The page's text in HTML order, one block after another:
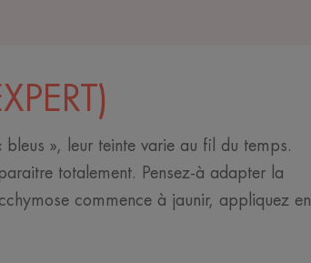
», leur teinte varie au fil du temps.
totalement. Pensez-à adapter la
commence à jaunir, appliquez en